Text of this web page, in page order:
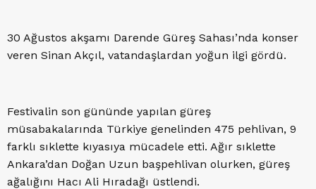
30 Ağustos akşamı Darende Güreş Sahası’nda konser
veren Sinan Akçıl, vatandaşlardan yoğun ilgi gördü.
Festivalin son gününde yapılan güreş
müsabakalarında Türkiye genelinden 475 pehlivan, 9
farklı sıklette kıyasıya mücadele etti. Ağır sıklette
Ankara’dan Doğan Uzun başpehlivan olurken, güreş
ağalığını Hacı Ali Hıradağı üstlendi.